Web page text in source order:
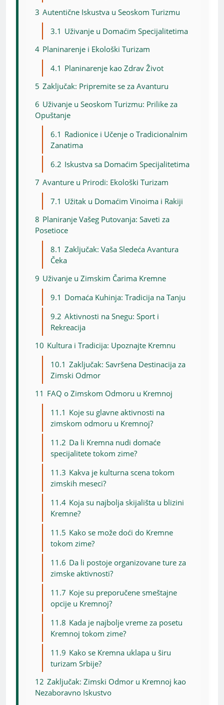
3 Autentične Iskustva u Seoskom Turizmu
3.1 Uživanje u Domaćim Specijalitetima
4 Planinarenje i Ekološki Turizam
4.1 Planinarenje kao Zdrav Život
5 Zaključak: Pripremite se za Avanturu
6 Uživanje u Seoskom Turizmu: Prilike za
Opuštanje
6.1 Radionice i Učenje o Tradicionalnim
Zanatima
6.2 Iskustva sa Domaćim Specijalitetima
7 Avanture u Prirodi: Ekološki Turizam
7.1 Užitak u Domaćim Vinoima i Rakiji
8 Planiranje Vašeg Putovanja: Saveti za
Posetioce
8.1 Zaključak: Vaša Sledeća Avantura
Čeka
9 Uživanje u Zimskim Čarima Kremne
9.1 Domaća Kuhinja: Tradicija na Tanju
9.2 Aktivnosti na Snegu: Sport i
Rekreacija
10 Kultura i Tradicija: Upoznajte Kremnu
10.1 Zaključak: Savršena Destinacija za
Zimski Odmor
11 FAQ o Zimskom Odmoru u Kremnoj
11.1 Koje su glavne aktivnosti na
zimskom odmoru u Kremnoj?
11.2 Da li Kremna nudi domaće
specijalitete tokom zime?
11.3 Kakva je kulturna scena tokom
zimskih meseci?
11.4 Koja su najbolja skijališta u blizini
Kremne?
11.5 Kako se može doći do Kremne
tokom zime?
11.6 Da li postoje organizovane ture za
zimske aktivnosti?
11.7 Koje su preporučene smeštajne
opcije u Kremnoj?
11.8 Kada je najbolje vreme za posetu
Kremnoj tokom zime?
11.9 Kako se Kremna uklapa u širu
turizam Srbije?
12 Zaključak: Zimski Odmor u Kremnoj kao
Nezaboravno Iskustvo